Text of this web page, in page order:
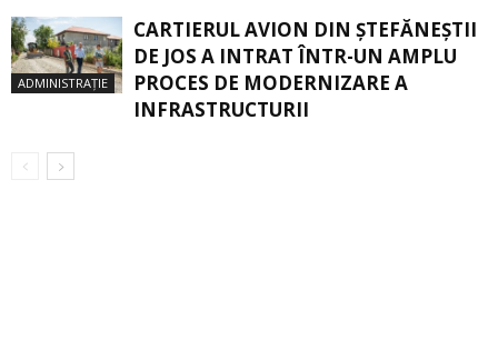
ADMINISTRAȚIE
CARTIERUL AVION DIN ŞTEFĂNEŞTII
DE JOS A INTRAT ÎNTR-UN AMPLU
PROCES DE MODERNIZARE A
INFRASTRUCTURII